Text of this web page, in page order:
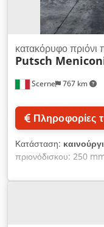
Scerne 767 km
κατακόρυφο πριόνι
Putsch
Πληροφορίες
Κατάσταση:
πριονόδισκου: 250
(ανά λεπτό): 5300
μετακίνησης του
σίδερο και